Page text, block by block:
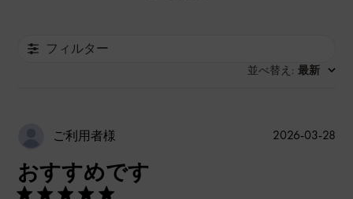
フィルター
並べ替え : 最新
ご利用者様
おすすめです
公
2026-03-28